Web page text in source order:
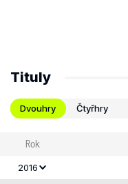
Tituly
Dvouhry Čtyřhry
Rok
2016